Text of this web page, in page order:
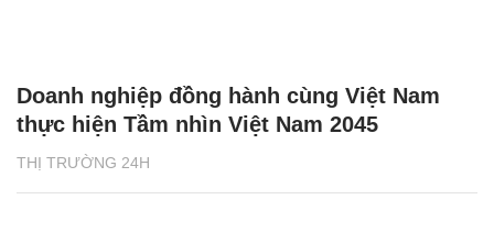
THỊ TRƯỜNG 24H
Doanh nghiệp đồng hành cùng Việt Nam
thực hiện Tầm nhìn Việt Nam 2045